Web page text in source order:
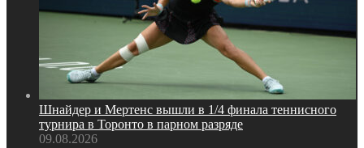
Шнайдер и Мертенс вышли в 1/4 финала теннисного
турнира в Торонто в парном разряде
09.08.2026